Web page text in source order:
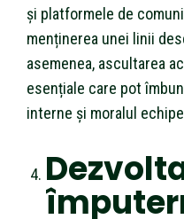
și platformele de
menținerea unei linii
asemenea, ascultarea
esențiale care pot
interne și moralul